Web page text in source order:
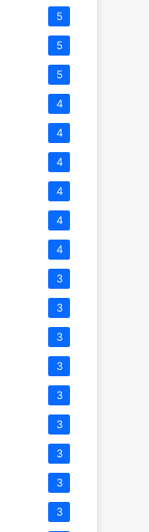
5
5
5
4
4
4
4
4
4
3
3
3
3
3
3
3
3
3